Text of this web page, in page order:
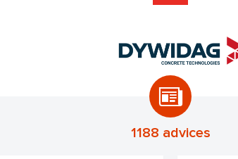
1188 advices